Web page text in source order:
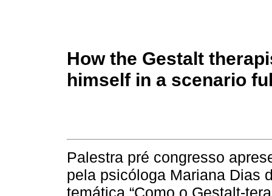
How the Gestalt
himself in a scenario
Palestra pré congresso
pela psicóloga Mariana Dias
temática “Como o Gestalt-